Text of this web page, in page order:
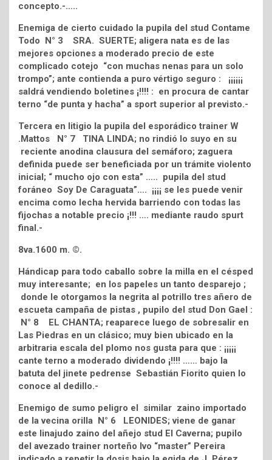
concepto.-…..
Enemiga de cierto cuidado la pupila del stud Contame
Todo N° 3 SRA. SUERTE; aligera nata es de las
mejores opciones a moderado precio de este
complicado cotejo “con muchas nenas para un solo
trompo”; ante contienda a puro vértigo seguro : ¡¡¡¡¡¡
saldrá vendiendo boletines ¡!!!! : en procura de cantar
terno “de punta y hacha” a sport superior al previsto.-
Tercera en litigio la pupila del esporádico trainer W
.Mattos N° 7 TINA LINDA; no rindió lo suyo en su
reciente anodina clausura del semáforo; zaguera
definida puede ser beneficiada por un trámite violento
inicial; “ mucho ojo con esta” ….. pupila del stud
foráneo Soy De Caraguata”…. ¡¡¡¡ se les puede venir
encima como lecha hervida barriendo con todas las
fijochas a notable precio ¡!!! …. mediante raudo spurt
final.-
8va.1600 m. ©.
Hándicap para todo caballo sobre la milla en el césped
muy interesante; en los papeles un tanto desparejo ;
donde le otorgamos la negrita al potrillo tres añero de
escueta campaña de pistas , pupilo del stud Don Gael :
N° 8 EL CHANTA; reaparece luego de sobresalir en
Las Piedras en un clásico; muy bien ubicado en la
arbitraria escala del plomo nos gusta para que : ¡¡¡¡¡
cante terno a moderado dividendo ¡!!!! …… bajo la
batuta del jinete pedrense Sebastián Fiorito quien lo
conoce al dedillo.-
Enemigo de sumo peligro el similar zaino importado
de la vecina orilla N° 6 LEONIDES; viene de ganar
este linajudo zaino del añejo stud El Caverna; pupilo
del avezado trainer norteño Ivo “master” Pereira